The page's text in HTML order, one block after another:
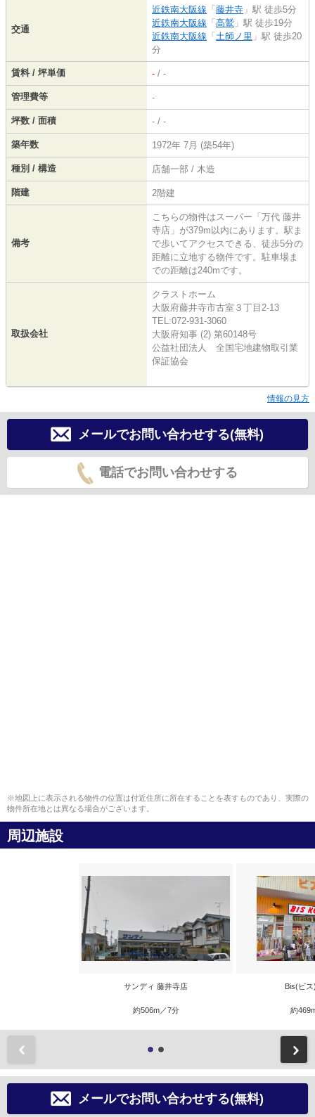
交通
近鉄南大阪線 「 藤井寺 」駅 徒歩5分
近鉄南大阪線 「 高鷲 」駅 徒歩19分
近鉄南大阪線 「 土師ノ里 」駅 徒歩20
分
賃料 / 坪単価 - / -
管理費等 -
坪数 / 面積 - / -
築年数 1972年 7月 (築54年)
種別 / 構造 店舗一部 / 木造
階建 2階建
備考
こちらの物件はスーパー「万代 藤井
寺店」が379m以内にあります。駅ま
で歩いてアクセスできる、徒歩5分の
距離に立地する物件です。駐車場ま
での距離は240mです。
取扱会社
クラストホーム
大阪府藤井寺市古室３丁目2-13
TEL:072-931-3060
大阪府知事 (2) 第60148号
公益社団法人 全国宅地建物取引業
保証協会
情報の見方
メールでお問い合わせする(無料)
電話でお問い合わせする
※地図上に表示される物件の位置は付近住所に所在することを表すものであり、実際の
物件所在地とは異なる場合がございます。
周辺施設
サンディ 藤井寺店
約506m／7分
Bis(ビ
約
メールでお問い合わせする(無料)